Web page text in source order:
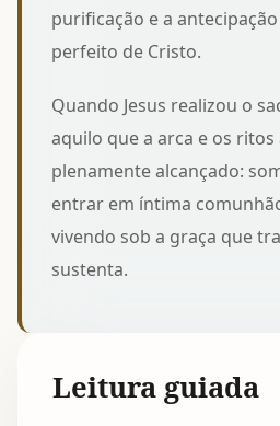
purificação e a
perfeito de Cristo.
Quando Jesus realizou o
aquilo que a arca e os
plenamente alcançado:
entrar em íntima
vivendo sob a graça que
sustenta.
Leitura guiada